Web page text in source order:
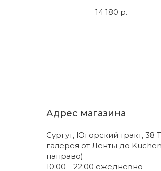
амбра, 425 мл
14 180 р.
Адрес магазина
Сургут, Югорский тракт, 38
галерея от Ленты до
направо)
10:00—22:00 ежедневно